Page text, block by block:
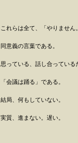
これらは全て、「やりません
同意義の言葉である。
思っている、話し合っている
「会議は踊る」である。
結局、何もしていない。
実質、進まない。遅い。